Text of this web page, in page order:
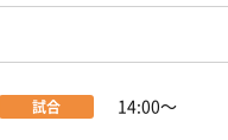
試合 14:00〜